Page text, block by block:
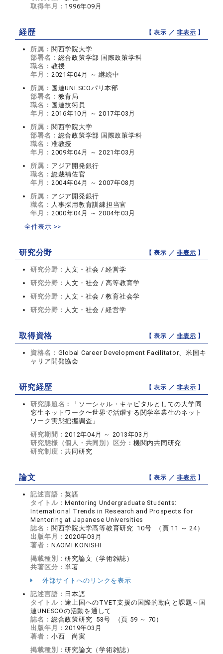
取得年月： 1996年09月
経歴 【 表示 ／非表示 】
所属： 関西学院大学
部署名： 総合政策学部 国際政策学科
職名： 教授
年月： 2021年04月 ～ 継続中
所属： 国連UNESCOパリ本部
部署名： 教育局
職名： 国連技術員
年月： 2016年10月 ～ 2017年03月
所属： 関西学院大学
部署名： 総合政策学部 国際政策学科
職名： 准教授
年月： 2009年04月 ～ 2021年03月
所属： アジア開発銀行
職名： 総裁補佐官
年月： 2004年04月 ～ 2007年08月
所属： アジア開発銀行
職名： 人事採用教育訓練担当官
年月： 2000年04月 ～ 2004年03月
全件表示 >>
研究分野 【 表示 ／非表示 】
研究分野： 人文・社会 / 経営学
研究分野： 人文・社会 / 高等教育学
研究分野： 人文・社会 / 教育社会学
研究分野： 人文・社会 / 経営学
取得資格 【 表示 ／非表示 】
資格名： Global Career Development Facilitator、米国キ
ャリア開発協会
研究経歴 【 表示 ／非表示 】
研究課題名：
「ソーシャル・キャピタルとしての大学同
窓生ネットワーク〜世界で活躍する関学卒業生のネット
ワーク実態把握調査」
研究期間：2012年04月 ～ 2013年03月
研究態様（個人・共同別）区分： 機関内共同研究
研究制度：共同研究
論文 【 表示 ／非表示 】
記述言語：英語
タイトル：Mentoring Undergraduate Students:
International Trends in Research and Prospects for
Mentoring at Japanese Universities
誌名： 関西学院大学高等教育研究 10号 （頁 11 ～ 24）
出版年月：2020年03月
著者： NAOMI KONISHI
掲載種別：研究論文（学術雑誌）
共著区分：単著
外部サイトへのリンクを表示
記述言語： 日本語
タイトル：途上国へのTVET支援の国際的動向と課題～国
連UNESCOの活動を通して
誌名： 総合政策研究 58号 （頁 59 ～ 70）
出版年月：2019年03月
著者： 小西 尚実
掲載種別：研究論文（学術雑誌）